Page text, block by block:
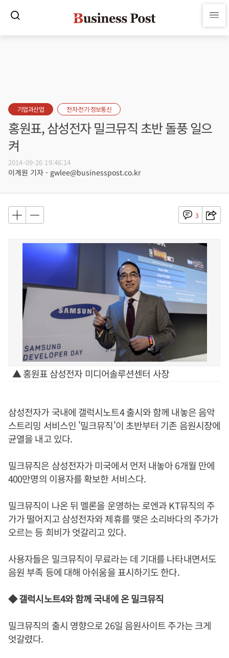
기업과산업 전자·전기·정보통신
홍원표, 삼성전자 밀크뮤직 초반 돌풍 일으
켜
2014-09-26 19:46:14
이계원 기자 - gwlee@businesspost.co.kr
3
▲ 홍원표 삼성전자 미디어솔루션센터 사장
삼성전자가 국내에 갤럭시노트4 출시와 함께 내놓은 음악
스트리밍 서비스인 '밀크뮤직'이 초반부터 기존 음원시장에
균열을 내고 있다.
밀크뮤직은 삼성전자가 미국에서 먼저 내놓아 6개월 만에
400만명의 이용자를 확보한 서비스다.
밀크뮤직이 나온 뒤 멜론을 운영하는 로엔과 KT뮤직의 주
가가 떨어지고 삼성전자와 제휴를 맺은 소리바다의 주가가
오르는 등 희비가 엇갈리고 있다.
사용자들은 밀크뮤직이 무료라는 데 기대를 나타내면서도
음원 부족 등에 대해 아쉬움을 표시하기도 한다.
◆ 갤럭시노트4와 함께 국내에 온 밀크뮤직
밀크뮤직의 출시 영향으로 26일 음원사이트 주가는 크게
엇갈렸다.